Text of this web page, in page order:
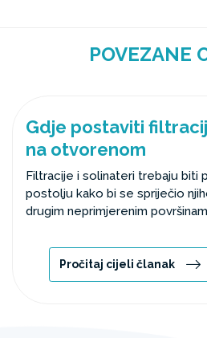
POVEZANE
Gdje postaviti
na otvorenom
Filtracije i solinateri trebaju biti
postolju kako bi se spriječio
drugim neprimjerenim
Pročitaj cijeli članak